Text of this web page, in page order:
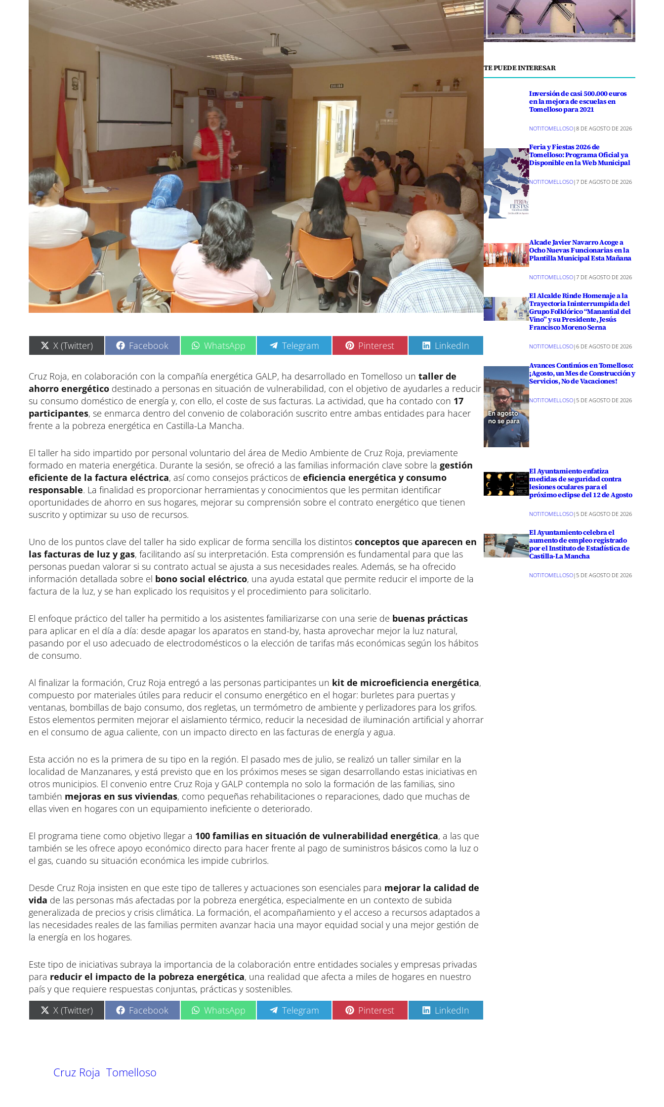
C
o
p
a
r
t
i
r
e
X (Twitter) C
o
p
a
r
t
i
r
e
n
Facebook C
o
p
a
r
t
i
r
e
WhatsApp C
o
p
a
r
t
i
r
Telegram C
o
p
a
r
t
i
r
Pinterest C
o
a
r
t
i
r
LinkedIn
Cruz Roja, en colaboración con la compañía energética GALP, ha desarrollado en Tomelloso un taller de
ahorro energético destinado a personas en situación de vulnerabilidad, con el objetivo de ayudarles a reducir
su consumo doméstico de energía y, con ello, el coste de sus facturas. La actividad, que ha contado con 17
participantes, se enmarca dentro del convenio de colaboración suscrito entre ambas entidades para hacer
frente a la pobreza energética en Castilla-La Mancha.
El taller ha sido impartido por personal voluntario del área de Medio Ambiente de Cruz Roja, previamente
formado en materia energética. Durante la sesión, se ofreció a las familias información clave sobre la gestión
eficiente de la factura eléctrica, así como consejos prácticos de eficiencia energética y consumo
responsable. La finalidad es proporcionar herramientas y conocimientos que les permitan identificar
oportunidades de ahorro en sus hogares, mejorar su comprensión sobre el contrato energético que tienen
suscrito y optimizar su uso de recursos.
Uno de los puntos clave del taller ha sido explicar de forma sencilla los distintos conceptos que aparecen en
las facturas de luz y gas, facilitando así su interpretación. Esta comprensión es fundamental para que las
personas puedan valorar si su contrato actual se ajusta a sus necesidades reales. Además, se ha ofrecido
información detallada sobre el bono social eléctrico, una ayuda estatal que permite reducir el importe de la
factura de la luz, y se han explicado los requisitos y el procedimiento para solicitarlo.
El enfoque práctico del taller ha permitido a los asistentes familiarizarse con una serie de buenas prácticas
para aplicar en el día a día: desde apagar los aparatos en stand-by, hasta aprovechar mejor la luz natural,
pasando por el uso adecuado de electrodomésticos o la elección de tarifas más económicas según los hábitos
de consumo.
Al finalizar la formación, Cruz Roja entregó a las personas participantes un kit de microeficiencia energética,
compuesto por materiales útiles para reducir el consumo energético en el hogar: burletes para puertas y
ventanas, bombillas de bajo consumo, dos regletas, un termómetro de ambiente y perlizadores para los grifos.
Estos elementos permiten mejorar el aislamiento térmico, reducir la necesidad de iluminación artificial y ahorrar
en el consumo de agua caliente, con un impacto directo en las facturas de energía y agua.
Esta acción no es la primera de su tipo en la región. El pasado mes de julio, se realizó un taller similar en la
localidad de Manzanares, y está previsto que en los próximos meses se sigan desarrollando estas iniciativas en
otros municipios. El convenio entre Cruz Roja y GALP contempla no solo la formación de las familias, sino
también mejoras en sus viviendas, como pequeñas rehabilitaciones o reparaciones, dado que muchas de
ellas viven en hogares con un equipamiento ineficiente o deteriorado.
El programa tiene como objetivo llegar a 100 familias en situación de vulnerabilidad energética, a las que
también se les ofrece apoyo económico directo para hacer frente al pago de suministros básicos como la luz o
el gas, cuando su situación económica les impide cubrirlos.
Desde Cruz Roja insisten en que este tipo de talleres y actuaciones son esenciales para mejorar la calidad de
vida de las personas más afectadas por la pobreza energética, especialmente en un contexto de subida
generalizada de precios y crisis climática. La formación, el acompañamiento y el acceso a recursos adaptados a
las necesidades reales de las familias permiten avanzar hacia una mayor equidad social y una mejor gestión de
la energía en los hogares.
Este tipo de iniciativas subraya la importancia de la colaboración entre entidades sociales y empresas privadas
para reducir el impacto de la pobreza energética, una realidad que afecta a miles de hogares en nuestro
país y que requiere respuestas conjuntas, prácticas y sostenibles.
C
o
i
X (Twitter) C
o
i
Facebook C
o
WhatsApp C
o
Telegram C
o
Pinterest C
o
LinkedIn
Cruz Roja Tomelloso
TE PUEDE INTERESAR
Inversión de casi 500.000 euros
en la mejora de escuelas en
Tomelloso para 2021
NOTITOMELLOSO|8 DE AGOSTO DE 2026
Feria y Fiestas 2026 de
Tomelloso: Programa Oficial ya
Disponible en la Web Municipal
NOTITOMELLOSO|7 DE AGOSTO DE 2026
Alcade Javier Navarro Acoge a
Ocho Nuevas Funcionarias en la
Plantilla Municipal Esta Mañana
NOTITOMELLOSO|7 DE AGOSTO DE 2026
El Alcalde Rinde Homenaje a la
Trayectoria Ininterrumpida del
Grupo Folklórico “Manantial del
Vino” y su Presidente, Jesús
Francisco Moreno Serna
NOTITOMELLOSO|6 DE AGOSTO DE 2026
Avances Continúos en Tomelloso:
¡Agosto, un Mes de Construcción y
Servicios, No de Vacaciones!
NOTITOMELLOSO| 5 DE AGOSTO DE 2026
El Ayuntamiento enfatiza
medidas de seguridad contra
lesiones oculares para el
próximo eclipse del 12 de Agosto
NOTITOMELLOSO| 5 DE AGOSTO DE 2026
El Ayuntamiento celebra el
aumento de empleo registrado
por el Instituto de Estadística de
Castilla-La Mancha
NOTITOMELLOSO|5 DE AGOSTO DE 2026